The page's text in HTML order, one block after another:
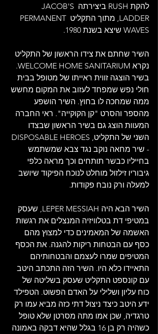
להקת RUSH ביצירתה JACOB'S
LADDER, מתוך התקליט PERMANENT
WAVES שיצא בשנת 1980.
השיר שחתם את צידו הראשון של התקליט
נקרא WELCOME HOME SANITARIUM.
בשיר הוצגה זווית ראייתו של מטופל בבית
חולי נפש שמפחד לעזוב את המקום מחשש
ממה שמחכה לו בחוץ. השיר הושפע
מהספר והסרט "קן הקוקייה". ראי החברה
המעוות הוצג גם בשיר הראשון שבצדו
- שיר מחאה נוקב נגד צבא שמשתמש
בחייליו כבשר תותחים וכך מראה כלפי
גיבוריו זילזול מוחלט לנוכח הפיקוד שיושב
למעלה ורק נובח פקודות.
השיר הבא היה LEPER MESSIAH, שעסק
במטיפי דת בטלוויזיה המנצלים את רגשות
האשמה של המאמינים כדי למצוץ מהם
כסף עם הבטחות ריקות להגנה. את הכסף
המטיפים שמרו לעצמם והבטחותיהם
התאיידו כלא היו. השיר הזה התכתב היטב
עם קונספט התקליט שעסק בשליטה של
כוח עליון ושלילי על האדם הפשוט. הטפילד
ידע היטב כיצד ניצול דתי כזה מביא עמו רק
טרגדיה, שכן אמו מתה מסרטן שלא טופל
כשהיה רק בן 16 בגלל שהיא דבקה באמונה